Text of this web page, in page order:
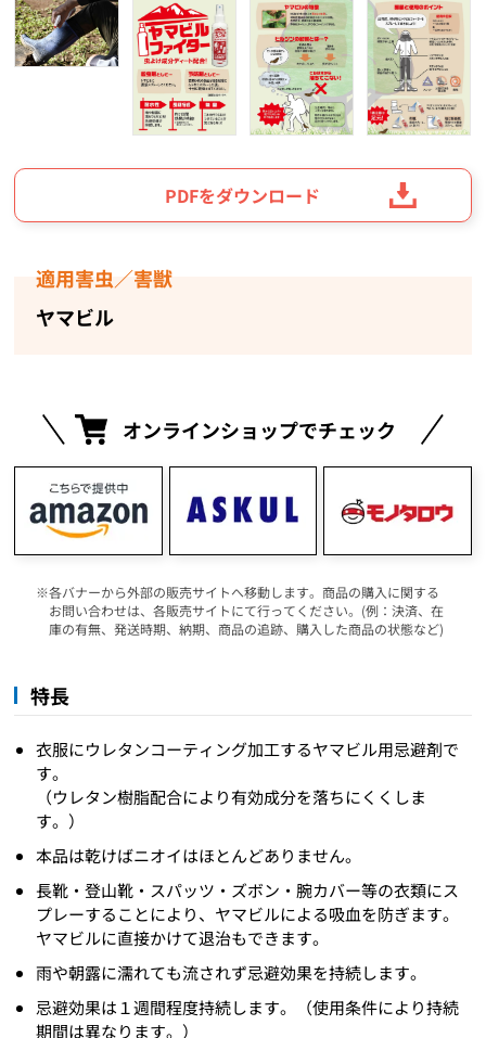
PDFをダウンロード
適用害虫／害獣
ヤマビル
オンラインショップでチェック
各バナーから外部の販売サイトへ移動します。商品の購入に関する
お問い合わせは、各販売サイトにて行ってください。(例：決済、在
庫の有無、発送時期、納期、商品の追跡、購入した商品の状態など)
特長
衣服にウレタンコーティング加工するヤマビル用忌避剤で
す。
（ウレタン樹脂配合により有効成分を落ちにくくしま
す。）
本品は乾けばニオイはほとんどありません。
長靴・登山靴・スパッツ・ズボン・腕カバー等の衣類にス
プレーすることにより、ヤマビルによる吸血を防ぎます。
ヤマビルに直接かけて退治もできます。
雨や朝露に濡れても流されず忌避効果を持続します。
忌避効果は１週間程度持続します。（使用条件により持続
期間は異なります。）